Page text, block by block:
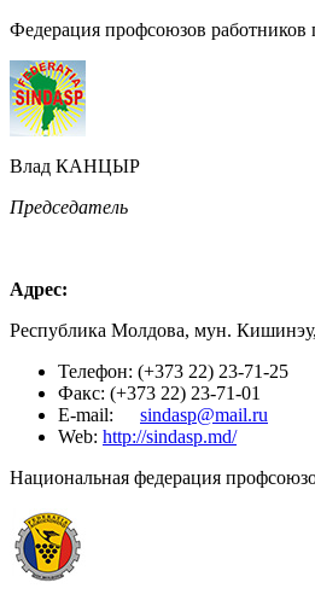
Федерация профсоюзов
Влад КАНЦЫР
Председатель
Адрес:
Республика Молдова, мун.
Телефон: (+373 22) 23-71-25
Факс: (+373 22) 23-71-01
E-mail:
sindasp@mail.ru
Web: http://sindasp.md/
Национальная федерация